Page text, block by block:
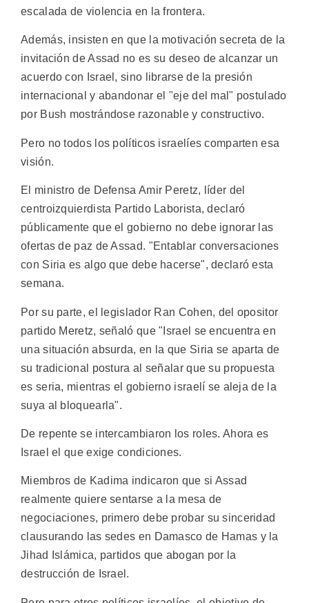
escalada de violencia en la frontera.
Además, insisten en que la motivación secreta de la
invitación de Assad no es su deseo de alcanzar un
acuerdo con Israel, sino librarse de la presión
internacional y abandonar el "eje del mal" postulado
por Bush mostrándose razonable y constructivo.
Pero no todos los políticos israelíes comparten esa
visión.
El ministro de Defensa Amir Peretz, líder del
centroizquierdista Partido Laborista, declaró
públicamente que el gobierno no debe ignorar las
ofertas de paz de Assad. "Entablar conversaciones
con Siria es algo que debe hacerse", declaró esta
semana.
Por su parte, el legislador Ran Cohen, del opositor
partido Meretz, señaló que "Israel se encuentra en
una situación absurda, en la que Siria se aparta de
su tradicional postura al señalar que su propuesta
es seria, mientras el gobierno israelí se aleja de la
suya al bloquearla".
De repente se intercambiaron los roles. Ahora es
Israel el que exige condiciones.
Miembros de Kadima indicaron que si Assad
realmente quiere sentarse a la mesa de
negociaciones, primero debe probar su sinceridad
clausurando las sedes en Damasco de Hamas y la
Jihad Islámica, partidos que abogan por la
destrucción de Israel.